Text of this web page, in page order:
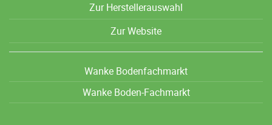
Zur Herstellerauswahl
Zur Website
Wanke Bodenfachmarkt
Wanke Boden-Fachmarkt